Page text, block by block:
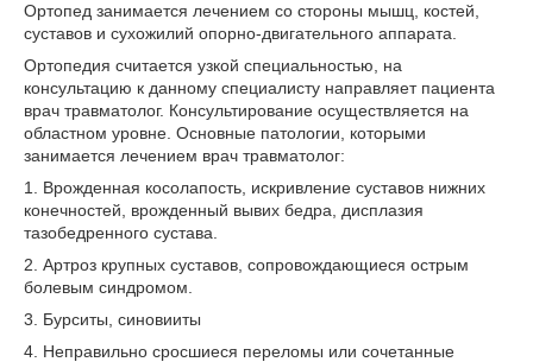
Ортопед занимается лечением со стороны мышц, костей,
суставов и сухожилий опорно-двигательного аппарата.
Ортопедия считается узкой специальностью, на
консультацию к данному специалисту направляет пациента
врач травматолог. Консультирование осуществляется на
областном уровне. Основные патологии, которыми
занимается лечением врач травматолог:
1. Врожденная косолапость, искривление суставов нижних
конечностей, врожденный вывих бедра, дисплазия
тазобедренного сустава.
2. Артроз крупных суставов, сопровождающиеся острым
болевым синдромом.
3. Бурситы, синовииты
4. Неправильно сросшиеся переломы или сочетанные